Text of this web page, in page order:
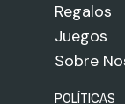
Regalos
Juegos
Sobre
POLÍTICAS